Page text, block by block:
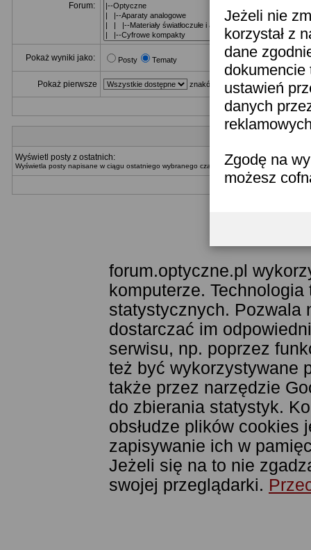
Jeżeli nie
korzystał z
dane
dokumencie
ustawień
danych
Zgodę na
możesz
Forum:
Pokaż wyniki jako: Posty Tematy
Pokaż pierwsze znaków z postu
Wyświetl posty z ostatnich:
Wyświetla posty napisane w ciągu ostatniego wybranego czasu. Można wybrać metodę
forum.optyczne.pl
komputerze.
statystycznych. Pozwala
dostarczać im
serwisu, np. poprzez
też być wykorzystywane
także przez narzędzie
do zbierania statystyk.
obsłudze plików cookies
zapisywanie ich w
Jeżeli się na to nie
swojej przeglądarki.